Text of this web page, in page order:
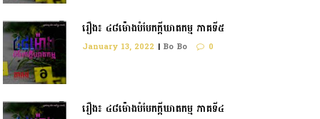
រឿង៖ ៤៨ម៉ោងបំបែកក្ដីឃាតកម្ម ភាគទី៥
January 13, 2022 | Bo Bo 0
រឿង៖ ៤៨ម៉ោងបំបែកក្តីឃាតកម្ម ភាគទី៤